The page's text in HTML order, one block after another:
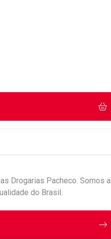
Drogarias Pacheco. Somos a
do Brasil.